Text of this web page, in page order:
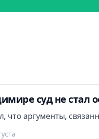
суд не стал
что аргументы,